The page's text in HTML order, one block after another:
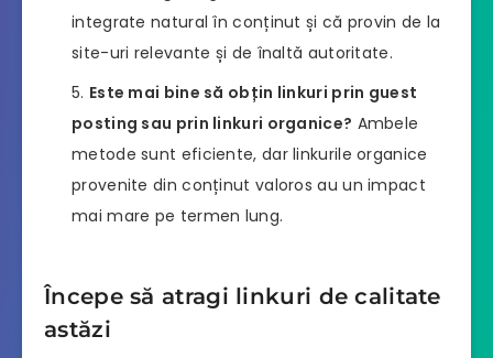
integrate natural în conținut și că provin de la
site-uri relevante și de înaltă autoritate.
Este mai bine să obțin linkuri prin guest
posting sau prin linkuri organice? Ambele
metode sunt eficiente, dar linkurile organice
provenite din conținut valoros au un impact
mai mare pe termen lung.
Începe să atragi linkuri de calitate
astăzi